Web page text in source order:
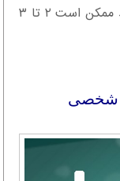
بازرسی گمرکی انجام می‌شود که این فرآیند ممکن است ۲ تا ۳
شخصی